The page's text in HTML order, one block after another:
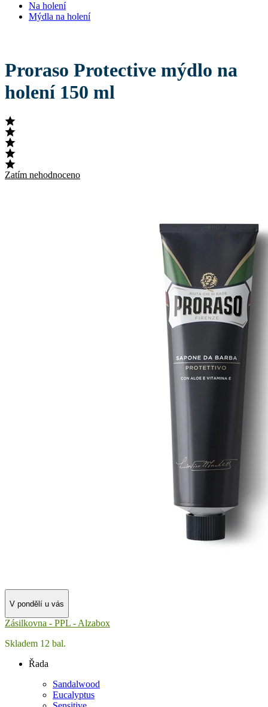
Na holení
Mýdla na holení
Proraso Protective mýdlo na
holení 150 ml
Zatím nehodnoceno
V pondělí u vás
Zásilkovna - PPL - Alzabox
Skladem 12 bal.
Řada
Sandalwood
Eucalyptus